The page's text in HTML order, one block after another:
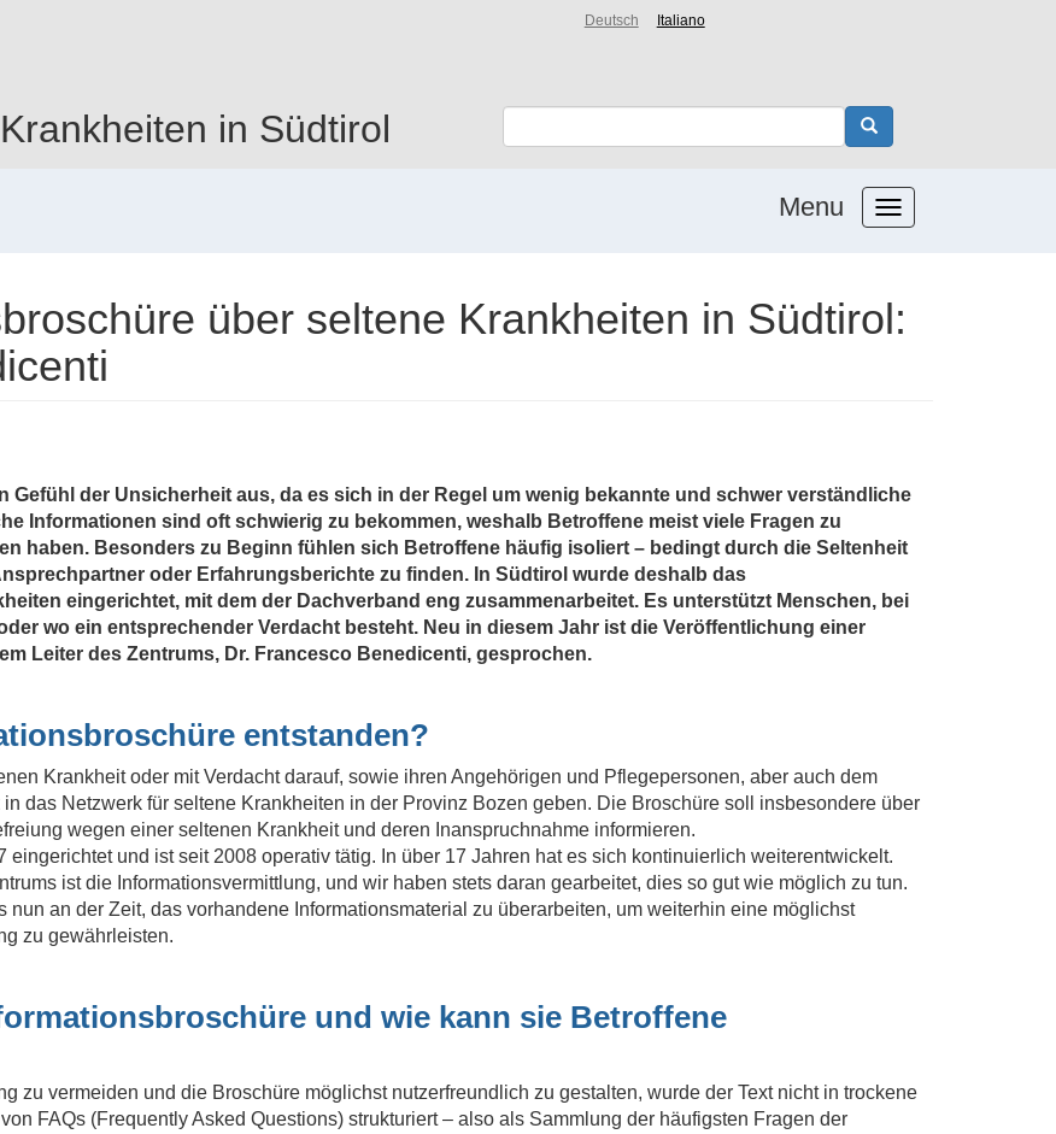
Deutsch Italiano
in Südtirol
Menu
über seltene Krankheiten in Südtirol:
Gefühl der Unsicherheit aus, da es sich in der Regel um wenig bekannte und schwer verständliche
Informationen sind oft schwierig zu bekommen, weshalb Betroffene meist viele Fragen zu
haben. Besonders zu Beginn fühlen sich Betroffene häufig isoliert – bedingt durch die Seltenheit
oder Erfahrungsberichte zu finden. In Südtirol wurde deshalb das
eingerichtet, mit dem der Dachverband eng zusammenarbeitet. Es unterstützt Menschen, bei
wo ein entsprechender Verdacht besteht. Neu in diesem Jahr ist die Veröffentlichung einer
Leiter des Zentrums, Dr. Francesco Benedicenti, gesprochen.
entstanden?
Krankheit oder mit Verdacht darauf, sowie ihren Angehörigen und Pflegepersonen, aber auch dem
das Netzwerk für seltene Krankheiten in der Provinz Bozen geben. Die Broschüre soll insbesondere über
wegen einer seltenen Krankheit und deren Inanspruchnahme informieren.
und ist seit 2008 operativ tätig. In über 17 Jahren hat es sich kontinuierlich weiterentwickelt.
ist die Informationsvermittlung, und wir haben stets daran gearbeitet, dies so gut wie möglich zu tun.
an der Zeit, das vorhandene Informationsmaterial zu überarbeiten, um weiterhin eine möglichst
zu gewährleisten.
und wie kann sie Betroffene
zu vermeiden und die Broschüre möglichst nutzerfreundlich zu gestalten, wurde der Text nicht in trockene
FAQs (Frequently Asked Questions) strukturiert – also als Sammlung der häufigsten Fragen der